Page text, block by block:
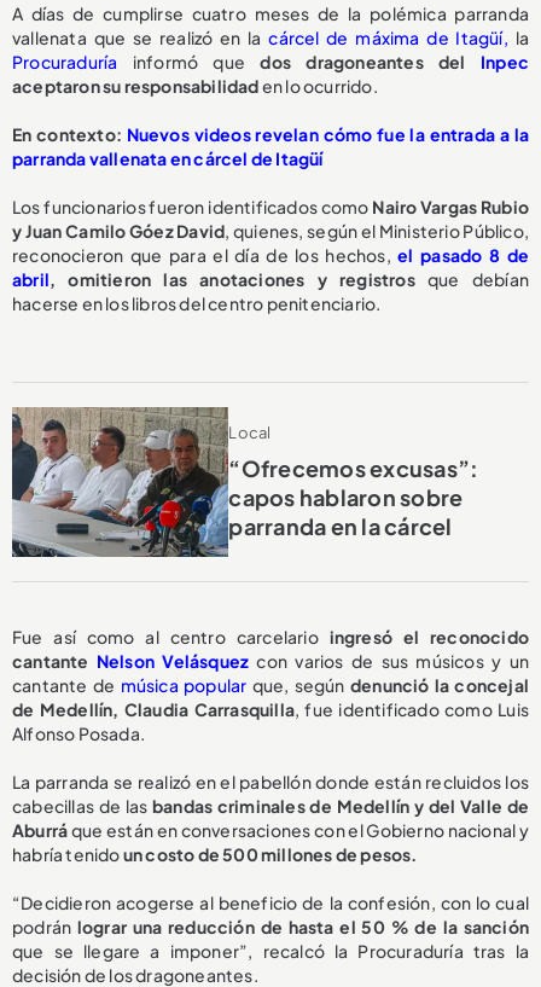
A días de cumplirse cuatro meses de la polémica parranda
vallenata que se realizó en lacárcel de máxima de Itagüí, la
Procuraduría informó quedos dragoneantes del Inpec
aceptaron su responsabilidaden lo ocurrido.
En contexto: Nuevos videos revelan cómo fue la entrada a la
parranda vallenata en cárcel de Itagüí
Los funcionarios fueron identificados como Nairo Vargas Rubio
y Juan Camilo Góez David, quienes, según el Ministerio Público,
reconocieron que para el día de los hechos,el pasado 8 de
abril, omitieron las anotaciones y registrosque debían
hacerse en los libros del centro penitenciario.
Local
“Ofrecemos excusas”:
capos hablaron sobre
parranda en la cárcel
Fue así como al centro carcelario ingresó el reconocido
cantante Nelson Velásquez con varios de sus músicos y un
cantante de música popular que, según denunció la concejal
de Medellín, Claudia Carrasquilla, fue identificado como Luis
Alfonso Posada.
La parranda se realizó en el pabellón donde están recluidos los
cabecillas de las bandas criminales de Medellín y del Valle de
Aburráque están en conversaciones con el Gobierno nacional y
habría tenidoun costo de 500 millones de pesos.
“Decidieron acogerse al beneficio de la confesión, con lo cual
podrán lograr una reducción de hasta el 50 % de la sanción
que se llegare a imponer”, recalcó la Procuraduría tras la
decisión de los dragoneantes.